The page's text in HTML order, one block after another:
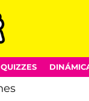
QUIZZES